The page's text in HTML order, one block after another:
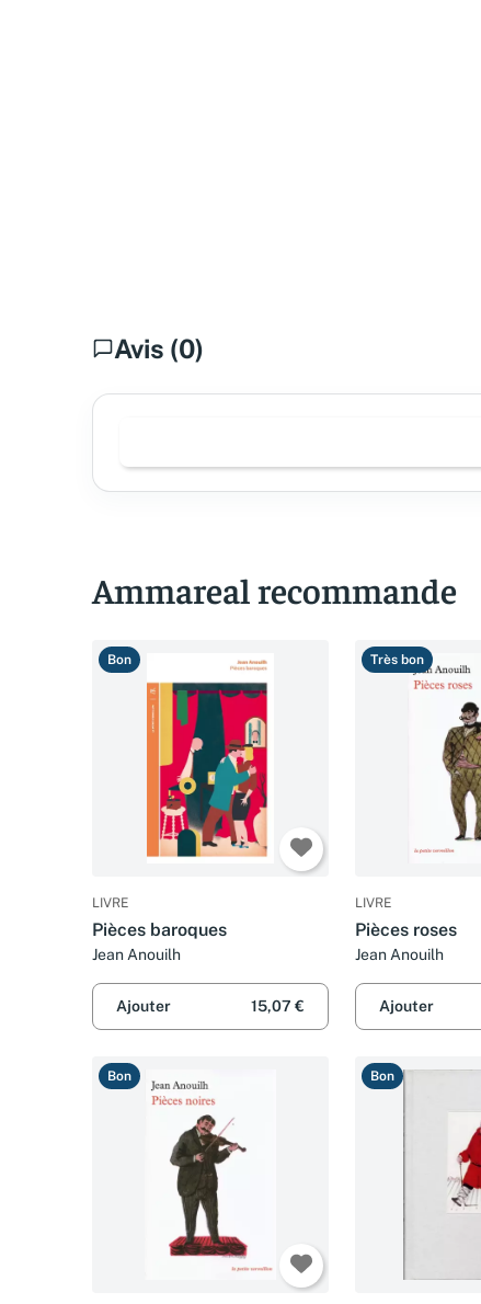
Avis (0)
Ammareal recommande
Bon
LIVRE
Pièces baroques
Jean Anouilh
Ajouter 15,07 €
Très bon
LIVRE
Pièces roses
Jean Anouilh
Ajouter
Bon Bon